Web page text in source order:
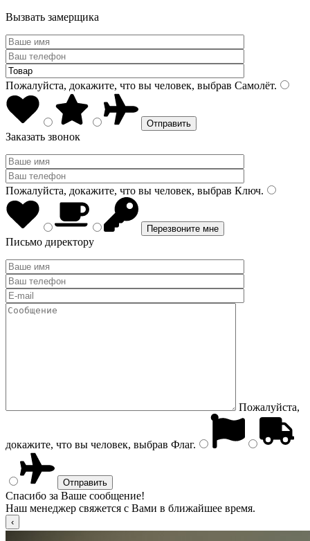
Вызвать замерщика
Пожалуйста, докажите, что вы человек, выбрав Самолёт.
Заказать звонок
Пожалуйста, докажите, что вы человек, выбрав Ключ.
Письмо директору
Пожалуйста,
докажите, что вы человек, выбрав Флаг.
Спасибо за Ваше сообщение!
Наш менеджер свяжется с Вами в ближайшее время.